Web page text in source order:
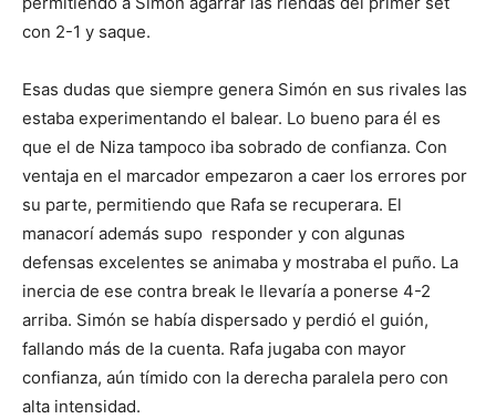
con 2-1 y saque.
Esas dudas que siempre genera Simón en sus rivales las
estaba experimentando el balear. Lo bueno para él es
que el de Niza tampoco iba sobrado de confianza. Con
ventaja en el marcador empezaron a caer los errores por
su parte, permitiendo que Rafa se recuperara. El
manacorí además supo responder y con algunas
defensas excelentes se animaba y mostraba el puño. La
inercia de ese contra break le llevaría a ponerse 4-2
arriba. Simón se había dispersado y perdió el guión,
fallando más de la cuenta. Rafa jugaba con mayor
confianza, aún tímido con la derecha paralela pero con
alta intensidad.